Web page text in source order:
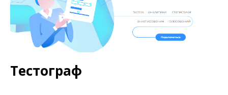
Тестограф